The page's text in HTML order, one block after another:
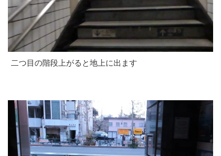
二つ目の階段上がると地上に出ます